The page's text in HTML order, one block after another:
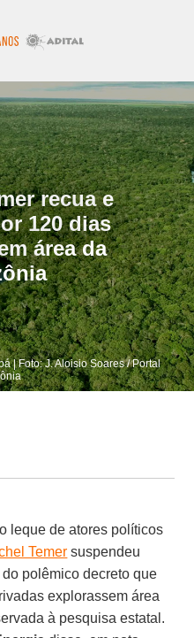
recua e
120 dias
área da
| Foto: J. Aloisio Soares / Portal
leque de atores políticos
Temer suspendeu
polêmico decreto que
explorassem área
à pesquisa estatal.